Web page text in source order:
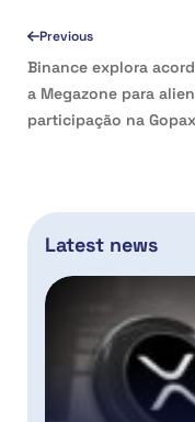
Previous
Binance explora
a Megazone para
participação na Gopax
Latest news